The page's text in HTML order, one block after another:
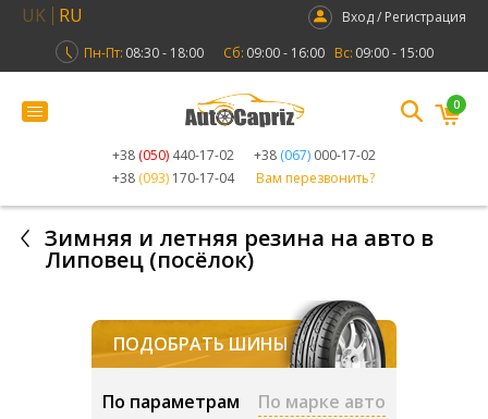
UK RU
Вход / Регистрация
Пн-Пт: 08:30 - 18:00 Сб: 09:00 - 16:00 Вс: 09:00 - 15:00
+38 (050) 440-17-02 +38 (067) 000-17-02
+38 (093) 170-17-04 Вам перезвонить?
0
Зимняя и летняя резина на авто в
Липовец (посёлок)
ПОДОБРАТЬ ШИНЫ
По параметрам По марке авто